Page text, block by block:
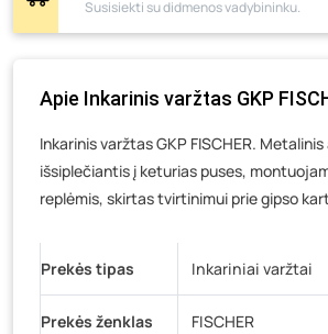
Pramonės g. 6E, Šilutė- 0 vienetų
Gedimino g. 54, Tauragė- 0
Veteranų g. 11, Visaginas - 0
Baravykų g. 1, Druskininkai - 0
Vilniaus g. 89D, Ukmergė - 0
K. Donelaičio g. 17, Rokiškis
Šaltupės g. 64, Zarasai
Susisiekti su didmenos vadybininku.
Apie Inkarinis varžtas GKP
Inkarinis varžtas GKP FISCHER.
išsiplečiantis į keturias puses,
replėmis, skirtas tvirtinimui prie gipso
Prekės tipas Inkariniai varžtai
Prekės ženklas FISCHER